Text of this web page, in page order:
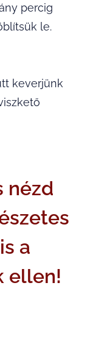
percig
le.
keverjünk
nézd
a
ellen!